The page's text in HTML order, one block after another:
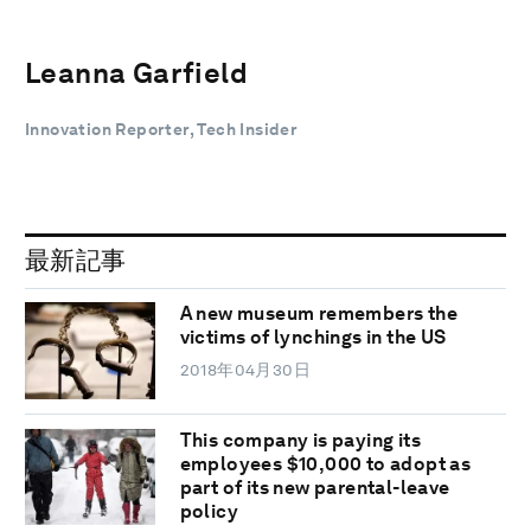
Leanna Garfield
Innovation Reporter, Tech Insider
最新記事
A new museum remembers the
victims of lynchings in the US
2018年04月30日
This company is paying its
employees $10,000 to adopt as
part of its new parental-leave
policy